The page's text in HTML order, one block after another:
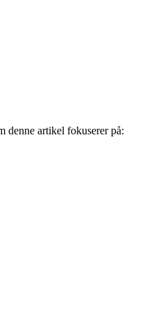
denne artikel fokuserer på: